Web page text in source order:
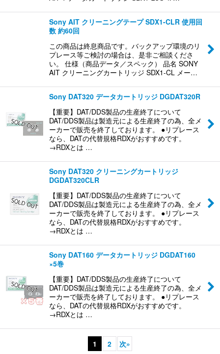
Sony AIT クリーニングテープ SDX1-CLR 使用回
数 約60回
この商品は終息商品です。バックアップ環境のリ
プレース等ご検討の場合は、是非ご相談くださ
い。 仕様（商品データ／スペック） 品名 SONY
AIT クリーニングカートリッジ SDX1-CL メー…
Sony DAT320 データカートリッジ DGDAT320R
【重要】DAT/DDS製品の生産終了について
DAT/DDS製品は製造元による生産終了の為、全メ
ーカーで販売を終了しております。 ●リプレース
なら、DATの代替規格RDXがおすすめです。
→RDXとは …
Sony DAT320 クリーニングカートリッジ
DGDAT320CLR
【重要】DAT/DDS製品の生産終了について
DAT/DDS製品は製造元による生産終了の為、全メ
ーカーで販売を終了しております。 ●リプレース
なら、DATの代替規格RDXがおすすめです。
→RDXとは …
Sony DAT160 データカートリッジ DGDAT160
×5巻
【重要】DAT/DDS製品の生産終了について
DAT/DDS製品は製造元による生産終了の為、全メ
ーカーで販売を終了しております。 ●リプレース
なら、DATの代替規格RDXがおすすめです。
→RDXとは …
1 2 次»